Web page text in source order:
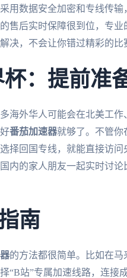
采用数据安全加密和专线传
售后实时保障很到位，专
决，不会让你错过精彩的比
：提前准
海外华人可能会在北美工
番茄加速器就够了。不管你
择回国专线，就能直接访
内的家人朋友一起实时讨
南
的方法都很简单。比如在
“B站”专属加速线路，连接